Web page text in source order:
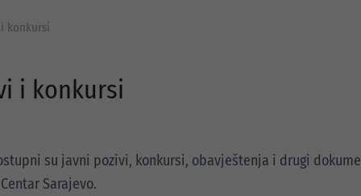
konkursi
i konkursi
su javni pozivi, konkursi, obavještenja i drugi
Sarajevo.